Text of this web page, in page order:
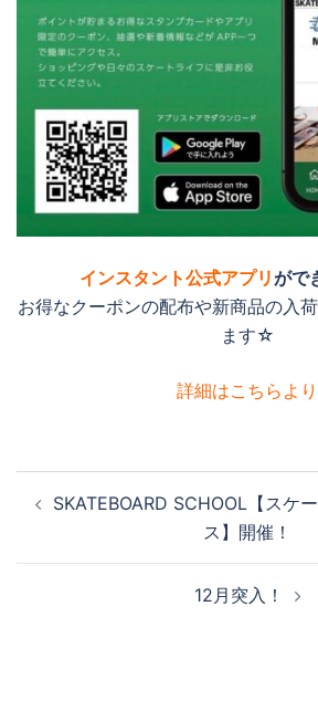
インスタント公式アプリがで
お得なクーポンの配布や新商品の入
ます☆
詳細はこちらより
稿 SKATEBOARD SCHOOL【スケ
ス】開催！
12月突入！